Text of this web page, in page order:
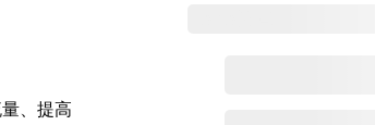
、提高